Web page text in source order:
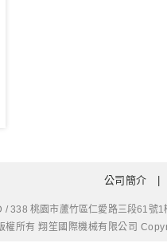
公司簡介
/ 338 桃園市蘆竹區仁愛路三
權所有 翔笙國際機械有限公司